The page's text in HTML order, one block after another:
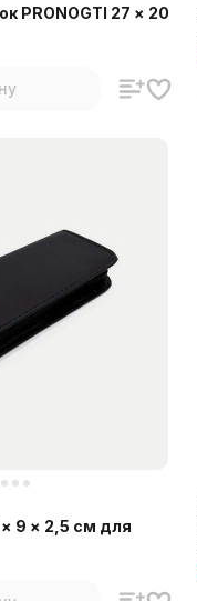
PRONOGTI 27 × 20
× 9 × 2,5 см для